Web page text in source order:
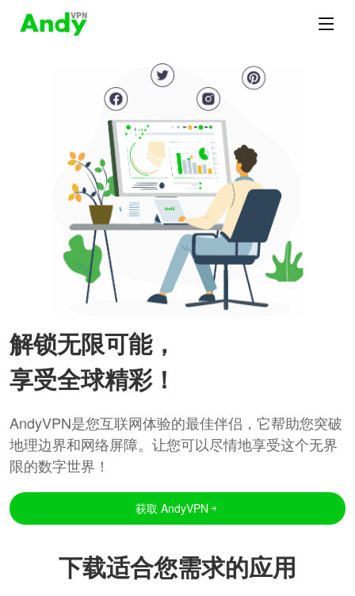
解锁无限可能，
享受全球精彩！
AndyVPN是您互联网体验的最佳伴侣，它帮助您突破
地理边界和网络屏障。让您可以尽情地享受这个无界
限的数字世界！
获取 AndyVPN
下载适合您需求的应用